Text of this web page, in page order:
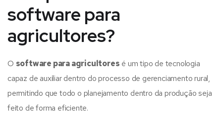
software para
agricultores?
O software para agricultores é um tipo de tecnologia
capaz de auxiliar dentro do processo de gerenciamento rural,
permitindo que todo o planejamento dentro da produção seja
feito de forma eficiente.